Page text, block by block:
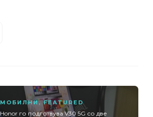
МОБИЛНИ,FEATURED
Honor го подготвува V30 5G со две